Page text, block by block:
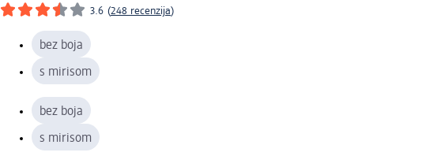
3.6 (248 recenzija)
bez boja
s mirisom
bez boja
s mirisom